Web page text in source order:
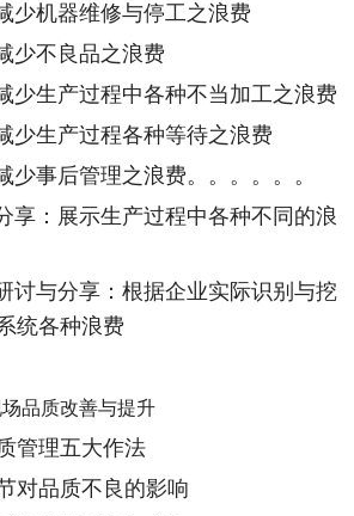
少机器维修与停工之浪费
少不良品之浪费
少生产过程中各种不当加工之浪费
少生产过程各种等待之浪费
少事后管理之浪费。。。。。。
享：展示生产过程中各种不同的浪
讨与分享：根据企业实际识别与挖
统各种浪费
品质改善与提升
管理五大作法
对品质不良的影响